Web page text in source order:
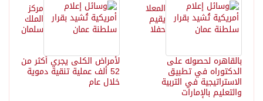
مركز
الملك
سلمان
لأمراض الكلى يجري أكثر من
52 ألف عملية تنقية دموية
خلال عام
المعلا
يقيم
حفلا
بالقاهره لحصوله على
الدكتوراه في تطبيق
الاستراتيجية في التربية
والتعليم بالإمارات